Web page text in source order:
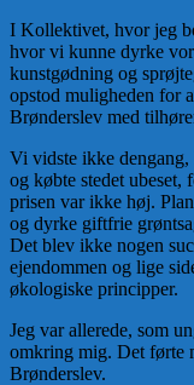
I Kollektivet, hvor jeg
hvor vi kunne dyrke
kunstgødning og
opstod muligheden for
Brønderslev med
Vi vidste ikke
og købte stedet ubeset,
prisen var ikke høj.
og dyrke giftfrie
Det blev ikke nogen
ejendommen og lige
økologiske principper.
Jeg var allerede, som
omkring mig. Det førte
Brønderslev.